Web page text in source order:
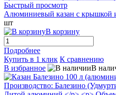
Быстрый просмотр
Алюминиевый казан с крышкой
шт
В корзину
Подробнее
Купить в 1 клик К сравнению
В избранное
В